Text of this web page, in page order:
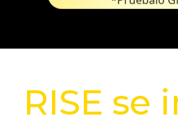
*Pruébalo
RISE se